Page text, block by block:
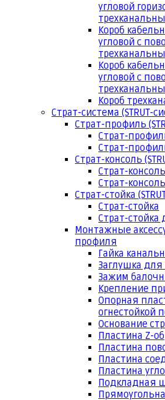
угловой
Короб
угловой с
Короб
угловой с
Короб
Страт-система (STRUT-
Страт-профиль
Страт-
Страт-
Страт-консоль
Страт-
Страт-
Страт-стойка
Страт-стойка
Страт-стойка
Монтажные
профиля
Гайка
Заглушка
Зажим
Крепление
Опорная
огнестойкой
Основание
Пластина Z-
Пластина
Пластина
Пластина
Подкладная